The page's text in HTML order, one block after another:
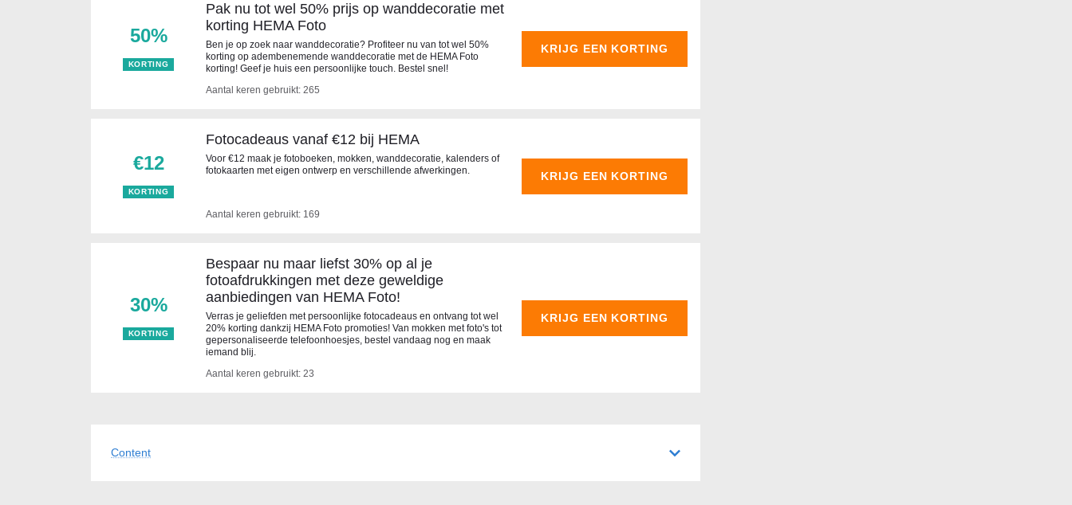
50%
KORTING
Pak nu tot wel 50% prijs op wanddecoratie met
korting HEMA Foto
Ben je op zoek naar wanddecoratie? Profiteer nu van tot wel 50%
korting op adembenemende wanddecoratie met de HEMA Foto
korting! Geef je huis een persoonlijke touch. Bestel snel!
Aantal keren gebruikt: 265
KRIJG EEN KORTING
€12
KORTING
Fotocadeaus vanaf €12 bij HEMA
Voor €12 maak je fotoboeken, mokken, wanddecoratie, kalenders of
fotokaarten met eigen ontwerp en verschillende afwerkingen.
Aantal keren gebruikt: 169
KRIJG EEN KORTING
30%
KORTING
Bespaar nu maar liefst 30% op al je
fotoafdrukkingen met deze geweldige
aanbiedingen van HEMA Foto!
Verras je geliefden met persoonlijke fotocadeaus en ontvang tot wel
20% korting dankzij HEMA Foto promoties! Van mokken met foto's tot
gepersonaliseerde telefoonhoesjes, bestel vandaag nog en maak
iemand blij.
Aantal keren gebruikt: 23
KRIJG EEN KORTING
Content